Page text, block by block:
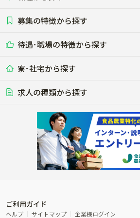
東海
その他（独立・副業など）
酪農
する牧場
養豚
る養豚場
レースで活躍する馬の手入れや子馬
その他
その他
ど）
畑・圃場で野菜・穀物を生産 ビニー
稲作
ビニールハウスで観賞用植物の栽
植物工
環境制
理
農業資材･肥料
農場設備・肥料・飼料の生産・流
農業用の機械・機材の開発・販
流通･
農産物
入
製造･加工･販売 福祉
その他農業関連企業
その他業種
木材の植林・伐採・加工、または
漁業･
魚介類
工場
農場･牧場･現場職
専門
研究･開発 WEB･
その他職種
募集の特徴から探す
未経験歓迎
学歴不問
50代採用実績あり
AT免
内定まで最短1週間 管理者
待遇･職場の特徴から探す
社会保険完備
食事補助あり
年間休
経験者優遇 独立支
寮･社宅から探す
単身寮あり
寮･社宅相談可
求人の種類から探す
転職おまかせ求人
ご利用ガイド
ヘルプ サイトマップ 企業様ログイン